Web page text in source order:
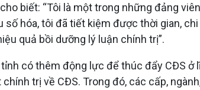
biết: “Tôi là một trong những đảng
hóa, tôi đã tiết kiệm được thời gian,
quả bồi dưỡng lý luận chính trị”.
có thêm động lực để thúc đẩy CĐS
trị về CĐS. Trong đó, các cấp,